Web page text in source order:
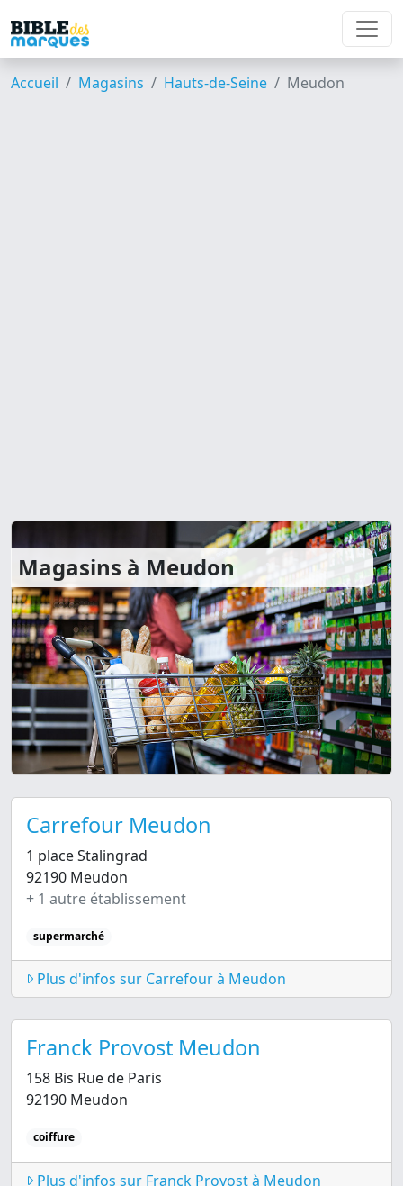
Accueil Magasins Hauts-de-Seine Meudon
Magasins à Meudon
Carrefour Meudon
1 place Stalingrad
92190 Meudon
+ 1 autre établissement
supermarché
Plus d'infos sur Carrefour à Meudon
Franck Provost Meudon
158 Bis Rue de Paris
92190 Meudon
coiffure
Plus d'infos sur Franck Provost à Meudon